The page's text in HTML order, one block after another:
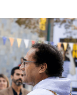
vida de San José